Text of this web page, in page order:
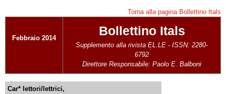
Torna alla pagina Bollettino Itals
Febbraio 2014
Bollettino Itals
Supplemento alla rivista EL.LE - ISSN: 2280-
6792
Direttore Responsabile: Paolo E. Balboni
Car* lettori/lettrici,